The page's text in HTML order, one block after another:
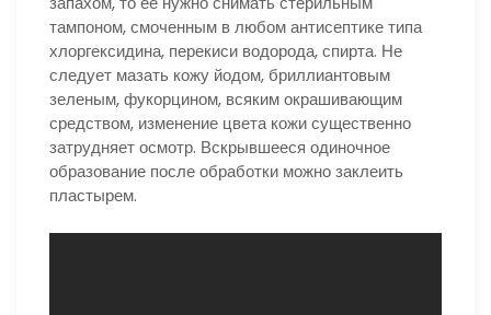
тампоном, смоченным в любом антисептике типа
хлоргексидина, перекиси водорода, спирта. Не
следует мазать кожу йодом, бриллиантовым
зеленым, фукорцином, всяким окрашивающим
средством, изменение цвета кожи существенно
затрудняет осмотр. Вскрывшееся одиночное
образование после обработки можно заклеить
пластырем.